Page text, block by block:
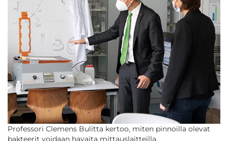
Professori Clemens Bulitta kertoo, miten pinnoilla olevat